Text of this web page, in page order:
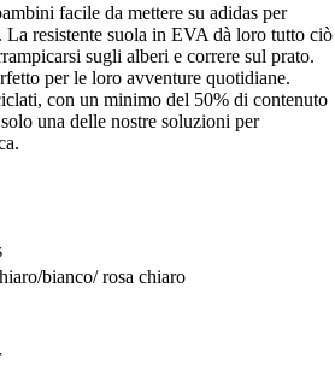
facile da mettere su adidas per
La resistente suola in EVA dà loro tutto ciò
sugli alberi e correre sul prato.
per le loro avventure quotidiane.
con un minimo del 50% di contenuto
una delle nostre soluzioni per
bianco/ rosa chiaro